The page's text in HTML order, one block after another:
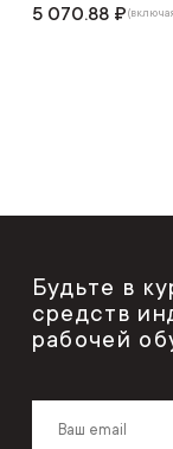
5 070.88 ₽
Будьте в
средств
рабочей